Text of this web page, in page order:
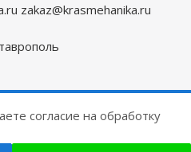
zakaz@krasmehanika.ru
публичной офертой
согласие на обработку